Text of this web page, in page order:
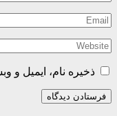
ذخیره نام، ایمیل و